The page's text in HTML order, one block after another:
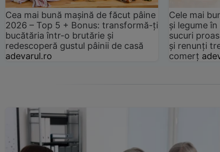
Cea mai bună mașină de făcut pâine
2026 – Top 5 + Bonus: transformă-ți
bucătăria într-o brutărie și
redescoperă gustul pâinii de casă
adevarul.ro
Cele mai
și legume
sucuri
și renunți
comerț